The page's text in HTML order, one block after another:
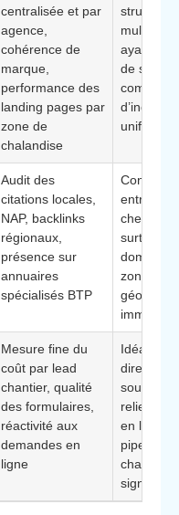
centralisée et par
agence,
cohérence de
marque,
performance des
landing pages par
zone de
chalandise
structures
multi-sites
ayant
de
unifiés
Audit des
citations locales,
NAP, backlinks
régionaux,
présence sur
annuaires
spécialisés BTP
Convient
cherchant
surtout à
dominer
zone
Mesure fine du
coût par lead
chantier, qualité
des formulaires,
réactivité aux
demandes en
ligne
Idéale
directions
relier
en ligne
pipeline
chantiers
signés